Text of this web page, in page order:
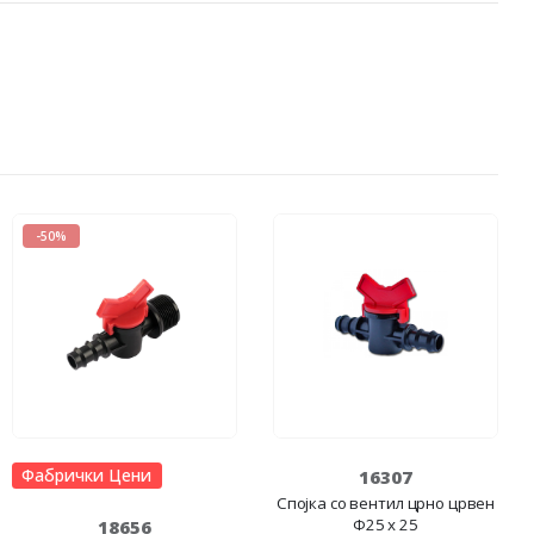
-50%
Фабрички Цени
18656
16307
Спојка со вентил црно црвен
Ф25 x 25